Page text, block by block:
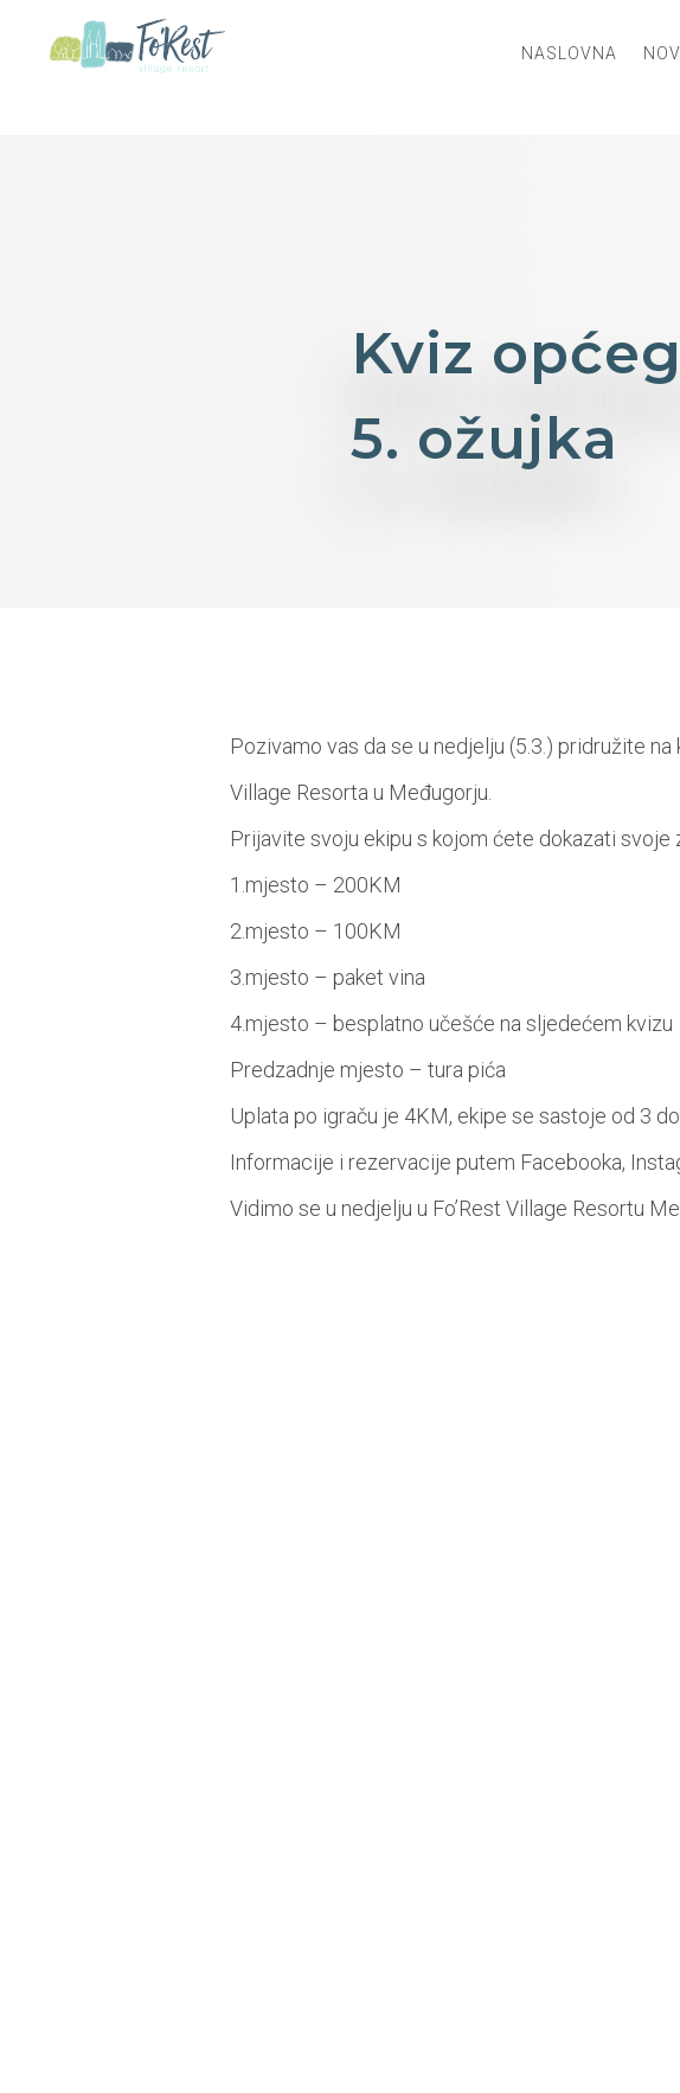
NASLOVNA
Kviz
5. ožujka
Pozivamo vas da se u nedjelju (5.3.) pridružite
Village Resorta u Međugorju.
Prijavite svoju ekipu s kojom ćete dokazati svoje
1.mjesto – 200KM
2.mjesto – 100KM
3.mjesto – paket vina
4.mjesto – besplatno učešće na sljedećem kvizu
Predzadnje mjesto – tura pića
Uplata po igraču je 4KM, ekipe se sastoje od 3
Informacije i rezervacije putem Facebooka,
Vidimo se u nedjelju u Fo’Rest Village Resortu